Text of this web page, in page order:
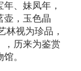
、妹凤年，
壶，玉色晶
林视为珍品，
，历来为鉴赏
馆。